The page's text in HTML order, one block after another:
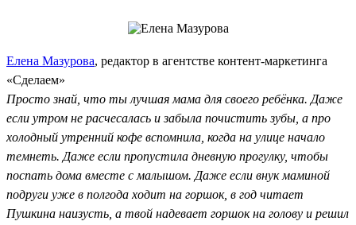
Елена Мазурова, редактор в агентстве контент-маркетинга
«Сделаем»
Просто знай, что ты лучшая мама для своего ребёнка. Даже
если утром не расчесалась и забыла почистить зубы, а про
холодный утренний кофе вспомнила, когда на улице начало
темнеть. Даже если пропустила дневную прогулку, чтобы
поспать дома вместе с малышом. Даже если внук маминой
подруги уже в полгода ходит на горшок, в год читает
Пушкина наизусть, а твой надевает горшок на голову и решил